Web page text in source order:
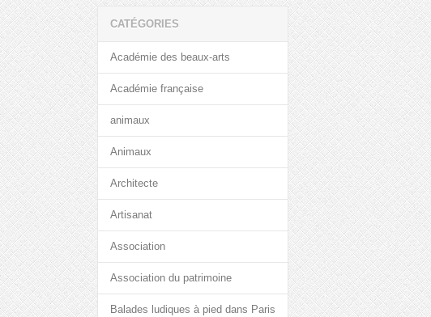
CATÉGORIES
Académie des beaux-arts
Académie française
animaux
Animaux
Architecte
Artisanat
Association
Association du patrimoine
Balades ludiques à pied dans Paris